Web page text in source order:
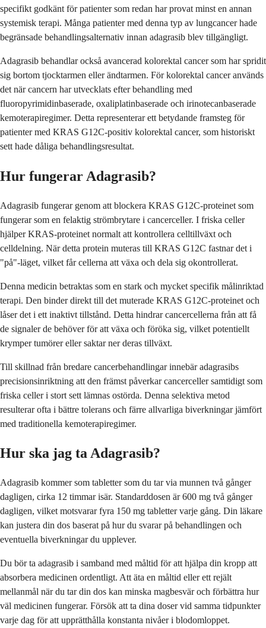
specifikt godkänt för patienter som redan har provat minst en annan
systemisk terapi. Många patienter med denna typ av lungcancer hade
begränsade behandlingsalternativ innan adagrasib blev tillgängligt.
Adagrasib behandlar också avancerad kolorektal cancer som har spridit
sig bortom tjocktarmen eller ändtarmen. För kolorektal cancer används
det när cancern har utvecklats efter behandling med
fluoropyrimidinbaserade, oxaliplatinbaserade och irinotecanbaserade
kemoterapiregimer. Detta representerar ett betydande framsteg för
patienter med KRAS G12C-positiv kolorektal cancer, som historiskt
sett hade dåliga behandlingsresultat.
Hur fungerar Adagrasib?
Adagrasib fungerar genom att blockera KRAS G12C-proteinet som
fungerar som en felaktig strömbrytare i cancerceller. I friska celler
hjälper KRAS-proteinet normalt att kontrollera celltillväxt och
celldelning. När detta protein muteras till KRAS G12C fastnar det i
"på"-läget, vilket får cellerna att växa och dela sig okontrollerat.
Denna medicin betraktas som en stark och mycket specifik målinriktad
terapi. Den binder direkt till det muterade KRAS G12C-proteinet och
låser det i ett inaktivt tillstånd. Detta hindrar cancercellerna från att få
de signaler de behöver för att växa och föröka sig, vilket potentiellt
krymper tumörer eller saktar ner deras tillväxt.
Till skillnad från bredare cancerbehandlingar innebär adagrasibs
precisionsinriktning att den främst påverkar cancerceller samtidigt som
friska celler i stort sett lämnas ostörda. Denna selektiva metod
resulterar ofta i bättre tolerans och färre allvarliga biverkningar jämfört
med traditionella kemoterapiregimer.
Hur ska jag ta Adagrasib?
Adagrasib kommer som tabletter som du tar via munnen två gånger
dagligen, cirka 12 timmar isär. Standarddosen är 600 mg två gånger
dagligen, vilket motsvarar fyra 150 mg tabletter varje gång. Din läkare
kan justera din dos baserat på hur du svarar på behandlingen och
eventuella biverkningar du upplever.
Du bör ta adagrasib i samband med måltid för att hjälpa din kropp att
absorbera medicinen ordentligt. Att äta en måltid eller ett rejält
mellanmål när du tar din dos kan minska magbesvär och förbättra hur
väl medicinen fungerar. Försök att ta dina doser vid samma tidpunkter
varje dag för att upprätthålla konstanta nivåer i blodomloppet.